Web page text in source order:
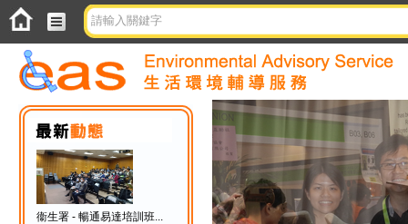
衞生署 - 暢通易達培訓班...